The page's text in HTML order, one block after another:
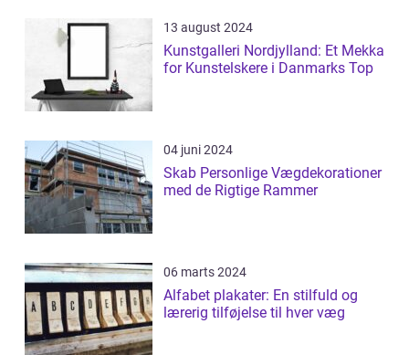
13 august 2024
Kunstgalleri Nordjylland: Et Mekka
for Kunstelskere i Danmarks Top
04 juni 2024
Skab Personlige Vægdekorationer
med de Rigtige Rammer
06 marts 2024
Alfabet plakater: En stilfuld og
lærerig tilføjelse til hver væg